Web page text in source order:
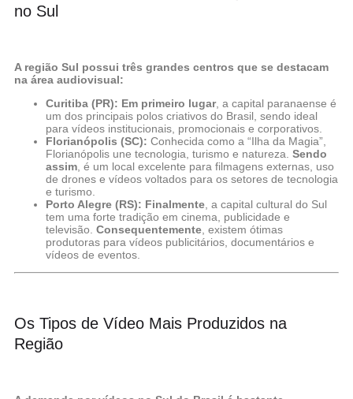
no Sul
A região Sul possui três grandes centros que se destacam
na área audiovisual:
Curitiba (PR): Em primeiro lugar, a capital paranaense é
um dos principais polos criativos do Brasil, sendo ideal
para vídeos institucionais, promocionais e corporativos.
Florianópolis (SC): Conhecida como a “Ilha da Magia”,
Florianópolis une tecnologia, turismo e natureza. Sendo
assim , é um local excelente para filmagens externas, uso
de drones e vídeos voltados para os setores de tecnologia
e turismo.
Porto Alegre (RS): Finalmente , a capital cultural do Sul
tem uma forte tradição em cinema, publicidade e
televisão. Consequentemente , existem ótimas
produtoras para vídeos publicitários, documentários e
vídeos de eventos.
Os Tipos de Vídeo Mais Produzidos na
Região